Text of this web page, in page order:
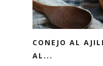
CONEJO AL
AL...